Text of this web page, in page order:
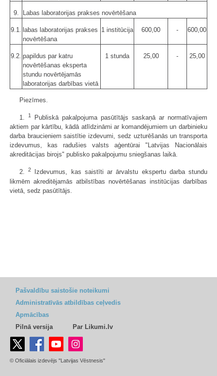
9. Labas laboratorijas prakses novērtēšana
9.1. labas laboratorijas prakses
novērtēšana
1 institūcija 600,00 - 600,00
9.2. papildus par katru
novērtēšanas eksperta
stundu novērtējamās
laboratorijas darbības vietā
1 stunda 25,00 - 25,00
Piezīmes.
1. 1
Publiskā pakalpojuma pasūtītājs saskaņā ar normatīvajiem
aktiem par kārtību, kādā atlīdzināmi ar komandēju­miem un darbinieku
darba braucieniem saistītie izdevumi, sedz uzturēšanās un transporta
izdevumus, kas radušies valsts aģentūrai "Latvijas Nacionālais
akreditācijas birojs" publisko pakalpojumu sniegšanas laikā.
2.2
Izdevumus, kas saistīti ar ārvalstu ekspertu darba stundu
likmēm akreditējamās atbilstības novērtēšanas institūcijas darbības
vietā, sedz pasūtītājs.
Pašvaldību saistošie noteikumi
Administratīvās atbildības ceļvedis
Apmācības
Pilnā versija
Par Likumi.lv
© Oficiālais izdevējs "Latvijas Vēstnesis"